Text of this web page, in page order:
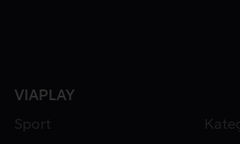
VIAPLAY
Sport